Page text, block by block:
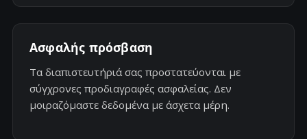
Ασφαλής πρόσβαση
Τα διαπιστευτήριά σας προστατεύονται με
σύγχρονες προδιαγραφές ασφαλείας. Δεν
μοιραζόμαστε δεδομένα με άσχετα μέρη.